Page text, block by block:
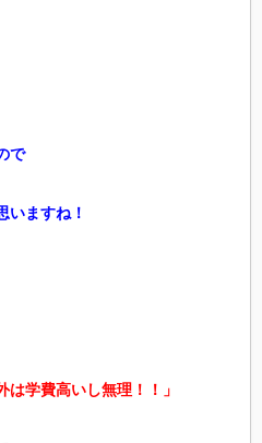
で
いますね！
は学費高いし無理！！」